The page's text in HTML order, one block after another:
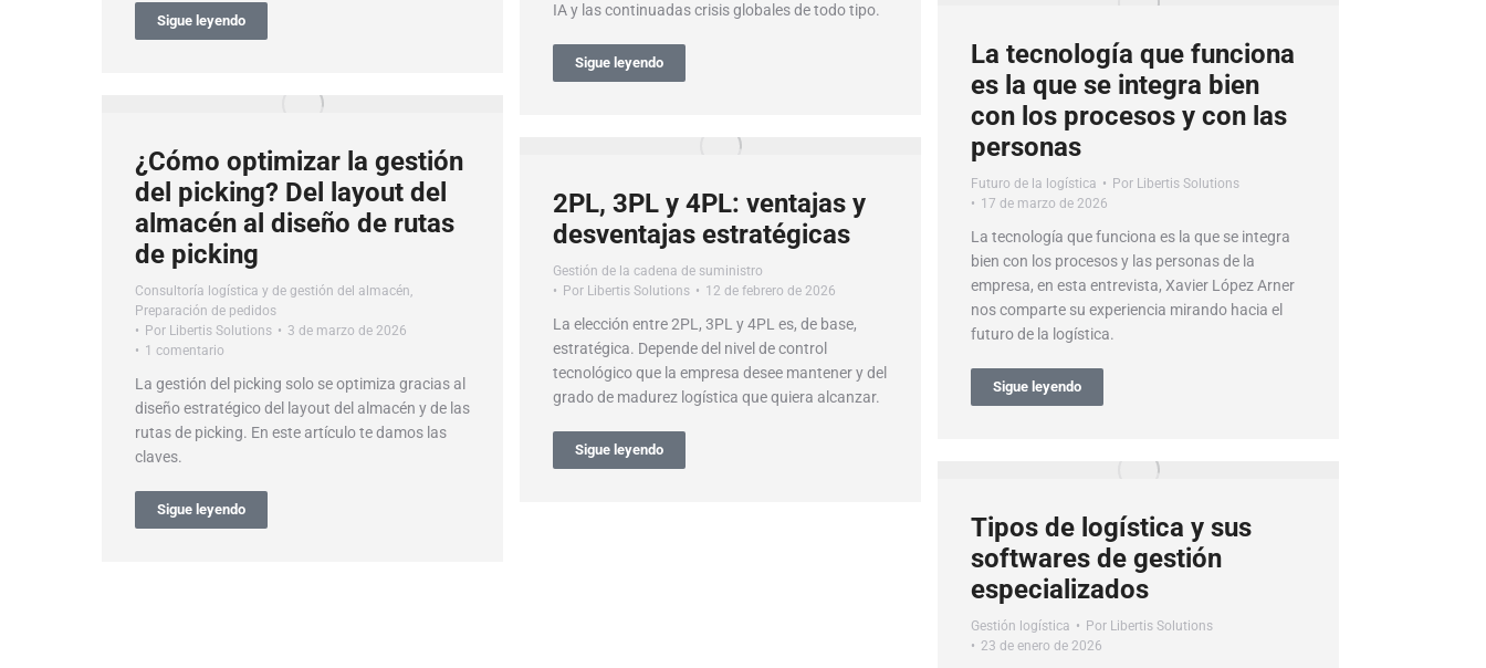
Sigue leyendo
IA y las continuadas crisis globales de todo tipo.
Sigue leyendo
La tecnología que funciona
es la que se integra bien
con los procesos y con las
personas
Futuro de la logística Por Libertis Solutions
17 de marzo de 2026
La tecnología que funciona es la que se integra
bien con los procesos y las personas de la
empresa, en esta entrevista, Xavier López Arner
nos comparte su experiencia mirando hacia el
futuro de la logística.
Sigue leyendo
¿Cómo optimizar la gestión
del picking? Del layout del
almacén al diseño de rutas
de picking
Consultoría logística y de gestión del almacén,
Preparación de pedidos
Por Libertis Solutions
3 de marzo de 2026
1 comentario
La gestión del picking solo se optimiza gracias al
diseño estratégico del layout del almacén y de las
rutas de picking. En este artículo te damos las
claves.
Sigue leyendo
2PL, 3PL y 4PL: ventajas y
desventajas estratégicas
Gestión de la cadena de suministro
Por Libertis Solutions 12 de febrero de 2026
La elección entre 2PL, 3PL y 4PL es, de base,
estratégica. Depende del nivel de control
tecnológico que la empresa desee mantener y del
grado de madurez logística que quiera alcanzar.
Sigue leyendo
Tipos de logística y sus
softwares de gestión
especializados
Gestión logística Por Libertis Solutions
23 de enero de 2026